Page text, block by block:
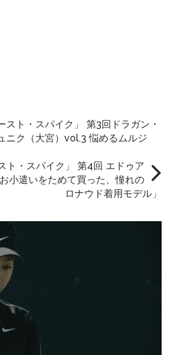
スト・スパイク」 第3回ドラガン・
ニク（大宮）vol.3 悩めるムルジ
ト・スパイク」 第4回 エドゥア
小遣いをためて買った、憧れの
ロナウド着用モデル」